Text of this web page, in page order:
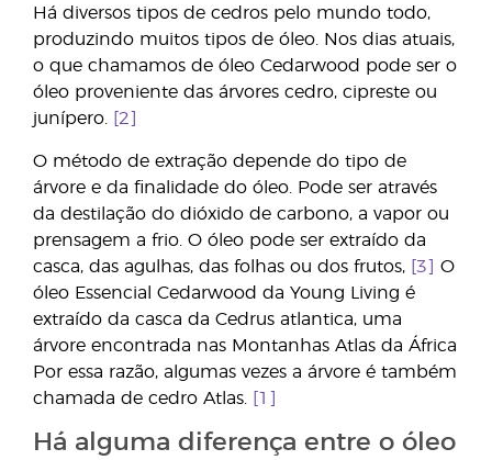
Há diversos tipos de cedros pelo mundo todo,
produzindo muitos tipos de óleo. Nos dias atuais,
o que chamamos de óleo Cedarwood pode ser o
óleo proveniente das árvores cedro, cipreste ou
junípero.
[2]
O método de extração depende do tipo de
árvore e da finalidade do óleo. Pode ser através
da destilação do dióxido de carbono, a vapor ou
prensagem a frio. O óleo pode ser extraído da
casca, das agulhas, das folhas ou dos frutos,
[3]
O
óleo Essencial Cedarwood da Young Living é
extraído da casca da Cedrus atlantica, uma
árvore encontrada nas Montanhas Atlas da África
Por essa razão, algumas vezes a árvore é também
chamada de cedro Atlas.
[1]
Há alguma diferença entre o óleo